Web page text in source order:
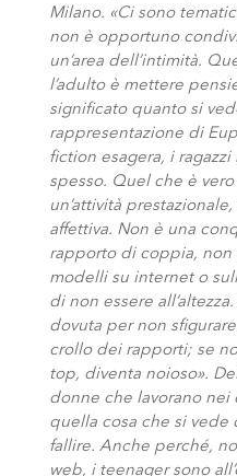
Milano. «Ci sono
non è opportuno
un’area dell’intimità.
l’adulto è mettere
significato quanto si
rappresentazione di
fiction esagera, i
spesso. Quel che è
un’attività
affettiva. Non è una
rapporto di coppia, non
modelli su internet o
di non essere
dovuta per non
crollo dei rapporti; se
top, diventa noioso».
donne che lavorano nei
quella cosa che si vede
fallire. Anche perché,
web, i teenager sono